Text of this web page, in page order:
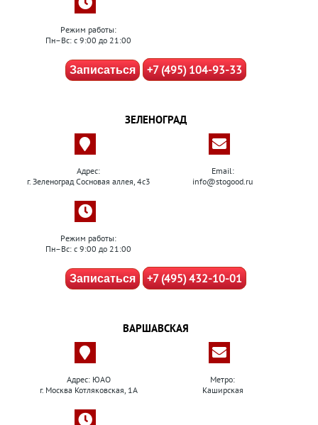
Режим работы:
Пн–Вс: с 9:00 до 21:00
Записаться +7 (495) 104-93-33
ЗЕЛЕНОГРАД
Адрес:
г. Зеленоград Сосновая аллея, 4с3
Email:
info@stogood.ru
Режим работы:
Пн–Вс: с 9:00 до 21:00
Записаться +7 (495) 432-10-01
ВАРШАВСКАЯ
Адрес: ЮАО
г. Москва Котляковская, 1А
Метро:
Каширская